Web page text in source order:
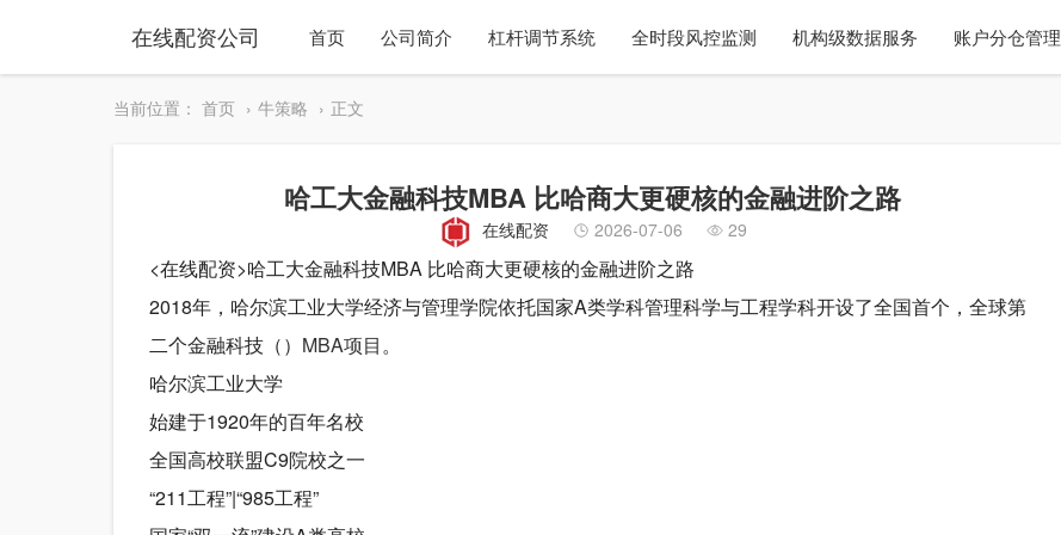
在线配资公司 首页 公司简介 杠杆调节系统 全时段风控监测 机构级数据服务 账户分仓管理
当前位置： 首页 牛策略 正文
哈工大金融科技MBA 比哈商大更硬核的金融进阶之路
在线配资 2026-07-06 29
<在线配资>哈工大金融科技MBA 比哈商大更硬核的金融进阶之路
2018年，哈尔滨工业大学经济与管理学院依托国家A类学科管理科学与工程学科开设了全国首个，全球第
二个金融科技（） MBA项目。
哈尔滨工业大学
始建于1920年的百年名校
全国高校联盟C9院校之一
“211工程”|“985工程”